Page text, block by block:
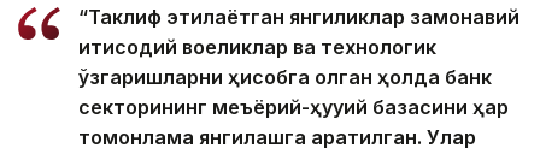
“Таклиф этилаётган янгиликлар замонавий
иқтисодий воқеликлар ва технологик
ўзгаришларни ҳисобга олган ҳолда банк
секторининг меъёрий-ҳуқуқий базасини ҳар
томонлама янгилашга қаратилган. Улар